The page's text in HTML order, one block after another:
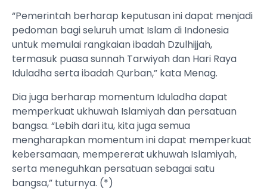
“Pemerintah berharap keputusan ini dapat menjadi
pedoman bagi seluruh umat Islam di Indonesia
untuk memulai rangkaian ibadah Dzulhijjah,
termasuk puasa sunnah Tarwiyah dan Hari Raya
Iduladha serta ibadah Qurban,” kata Menag.
Dia juga berharap momentum Iduladha dapat
memperkuat ukhuwah Islamiyah dan persatuan
bangsa. “Lebih dari itu, kita juga semua
mengharapkan momentum ini dapat memperkuat
kebersamaan, mempererat ukhuwah Islamiyah,
serta meneguhkan persatuan sebagai satu
bangsa,” tuturnya. (*)